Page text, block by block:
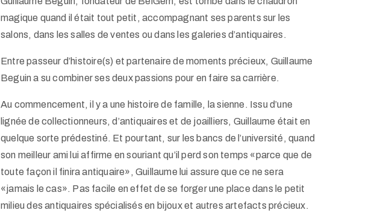
magique quand il était tout petit, accompagnant ses parents sur les
salons, dans les salles de ventes ou dans les galeries d’antiquaires.
Entre passeur d’histoire(s) et partenaire de moments précieux, Guillaume
Beguin a su combiner ses deux passions pour en faire sa carrière.
Au commencement, il y a une histoire de famille, la sienne. Issu d’une
lignée de collectionneurs, d’antiquaires et de joailliers, Guillaume était en
quelque sorte prédestiné. Et pourtant, sur les bancs de l’université, quand
son meilleur ami lui affirme en souriant qu’il perd son temps «parce que de
toute façon il finira antiquaire», Guillaume lui assure que ce ne sera
«jamais le cas». Pas facile en effet de se forger une place dans le petit
milieu des antiquaires spécialisés en bijoux et autres artefacts précieux.